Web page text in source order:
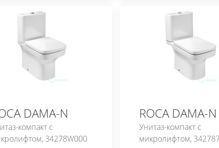
DAMA-N
компакт с
34278W000
ROCA DAMA-N
Унитаз-компакт с
микролифтом,